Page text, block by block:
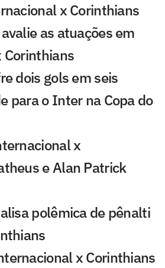
x Corinthians
as atuações em
dois gols em seis
para o Inter na Copa do
x
e Alan Patrick
polêmica de pênalti
x Corinthians